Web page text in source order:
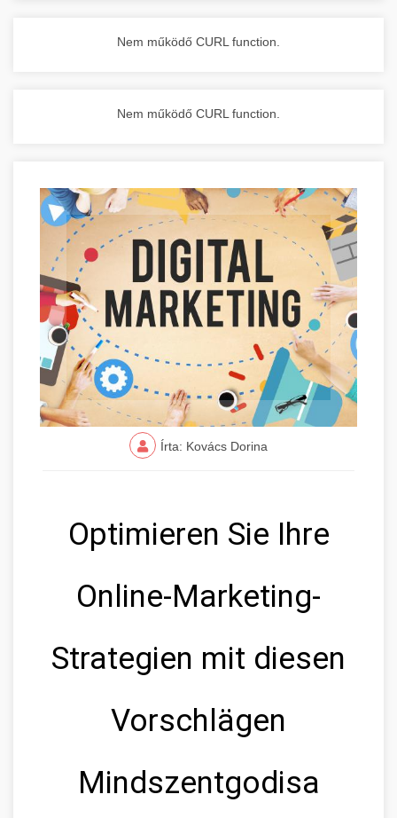
Nem működő CURL function.
Nem működő CURL function.
Írta: Kovács Dorina
Optimieren Sie Ihre
Online-Marketing-
Strategien mit diesen
Vorschlägen
Mindszentgodisa